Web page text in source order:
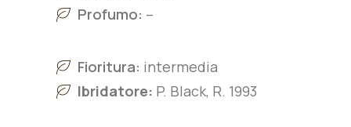
Profumo: –
Fioritura: intermedia
Ibridatore: P. Black, R. 1993